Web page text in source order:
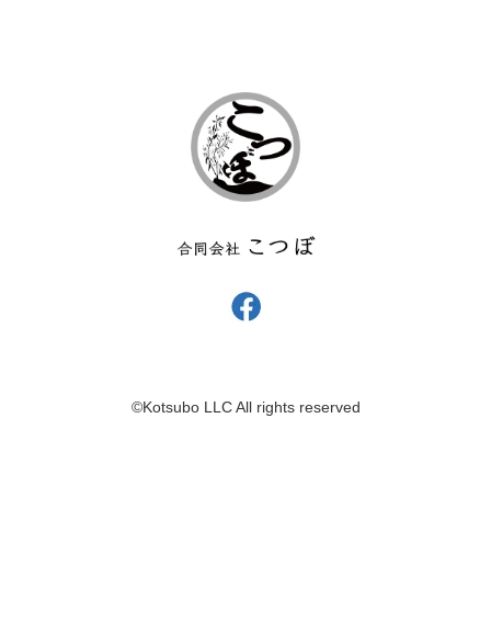
©︎Kotsubo LLC All rights reserved